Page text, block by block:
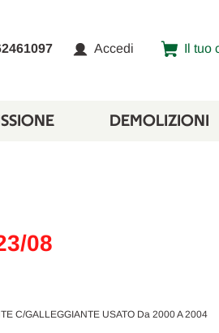
Accedi Il tuo
DEMOLIZIONI
08
C/GALLEGGIANTE USATO Da 2000 A 2004